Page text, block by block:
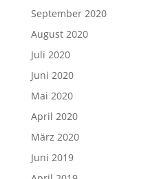
September 2020
August 2020
Juli 2020
Juni 2020
Mai 2020
April 2020
März 2020
Juni 2019